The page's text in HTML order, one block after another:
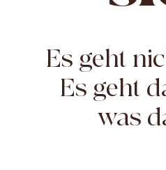
Es geht
Es geht
was